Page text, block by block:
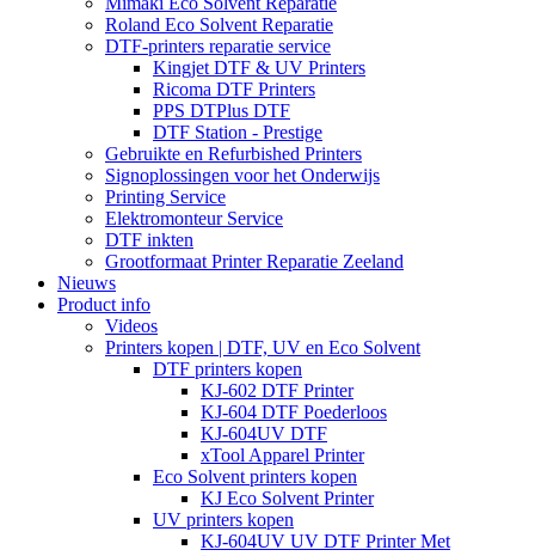
Roland Eco Solvent Reparatie
DTF-printers reparatie service
Kingjet DTF & UV Printers
Ricoma DTF Printers
PPS DTPlus DTF
DTF Station - Prestige
Gebruikte en Refurbished Printers
Signoplossingen voor het Onderwijs
Printing Service
Elektromonteur Service
DTF inkten
Grootformaat Printer Reparatie Zeeland
Nieuws
Product info
Videos
Printers kopen | DTF, UV en Eco Solvent
DTF printers kopen
KJ-602 DTF Printer
KJ-604 DTF Poederloos
KJ-604UV DTF
xTool Apparel Printer
Eco Solvent printers kopen
KJ Eco Solvent Printer
UV printers kopen
KJ-604UV UV DTF Printer Met